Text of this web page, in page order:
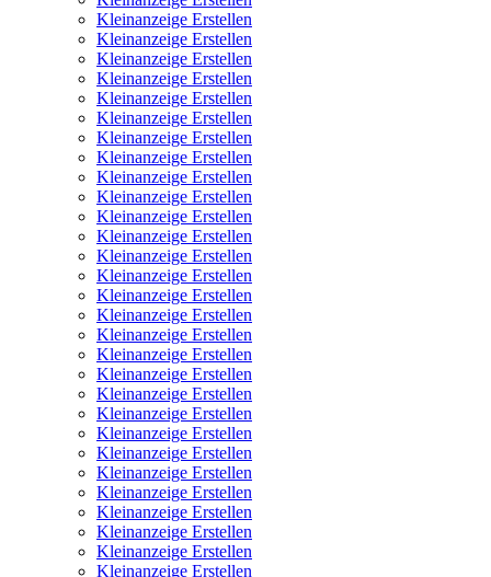
Kleinanzeige Erstellen
Kleinanzeige Erstellen
Kleinanzeige Erstellen
Kleinanzeige Erstellen
Kleinanzeige Erstellen
Kleinanzeige Erstellen
Kleinanzeige Erstellen
Kleinanzeige Erstellen
Kleinanzeige Erstellen
Kleinanzeige Erstellen
Kleinanzeige Erstellen
Kleinanzeige Erstellen
Kleinanzeige Erstellen
Kleinanzeige Erstellen
Kleinanzeige Erstellen
Kleinanzeige Erstellen
Kleinanzeige Erstellen
Kleinanzeige Erstellen
Kleinanzeige Erstellen
Kleinanzeige Erstellen
Kleinanzeige Erstellen
Kleinanzeige Erstellen
Kleinanzeige Erstellen
Kleinanzeige Erstellen
Kleinanzeige Erstellen
Kleinanzeige Erstellen
Kleinanzeige Erstellen
Kleinanzeige Erstellen
Kleinanzeige Erstellen